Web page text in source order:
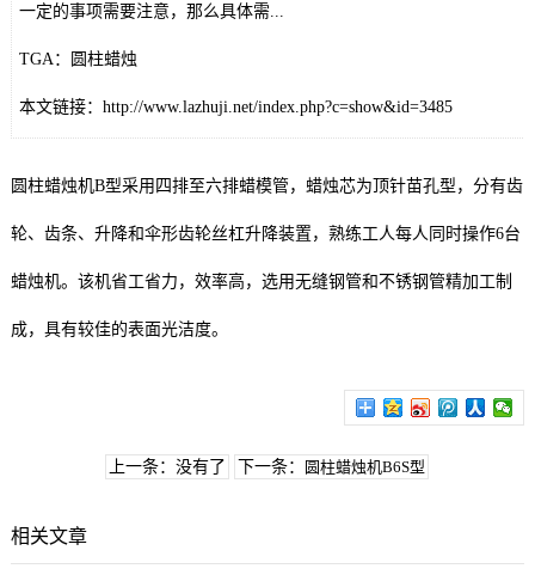
一定的事项需要注意，那么具体需...
TGA：圆柱蜡烛
本文链接：http://www.lazhuji.net/index.php?c=show&id=3485
圆柱蜡烛机B型采用四排至六排蜡模管，蜡烛芯为顶针苗孔型，分有齿
轮、齿条、升降和伞形齿轮丝杠升降装置，熟练工人每人同时操作6台
蜡烛机。该机省工省力，效率高，选用无缝钢管和不锈钢管精加工制
成，具有较佳的表面光洁度。
上一条：没有了 下一条： 圆柱蜡烛机B6S型
相关文章